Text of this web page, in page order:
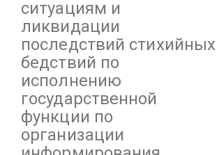
ситуациям и
ликвидации
последствий стихийных
бедствий по
исполнению
государственной
функции по
организации